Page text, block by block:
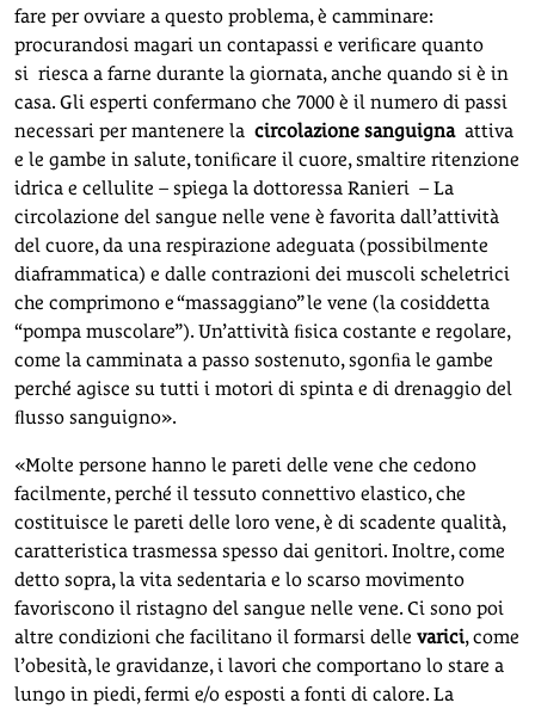
fare per ovviare a questo problema, è camminare:
procurandosi magari un contapassi e veriﬁcare quanto
si riesca a farne durante la giornata, anche quando si è in
casa. Gli esperti confermano che 7000 è il numero di passi
necessari per mantenere la circolazione sanguignaattiva
e le gambe in salute, toniﬁcare il cuore, smaltire ritenzione
idrica e cellulite – spiega la dottoressa Ranieri – La
circolazione del sangue nelle vene è favorita dall’attività
del cuore, da una respirazione adeguata (possibilmente
diaframmatica) e dalle contrazioni dei muscoli scheletrici
che comprimono e “massaggiano” le vene (la cosiddetta
“pompa muscolare”). Un’attività ﬁsica costante e regolare,
come la camminata a passo sostenuto, sgonﬁa le gambe
perché agisce su tutti i motori di spinta e di drenaggio del
ﬂusso sanguigno».
«Molte persone hanno le pareti delle vene che cedono
facilmente, perché il tessuto connettivo elastico, che
costituisce le pareti delle loro vene, è di scadente qualità,
caratteristica trasmessa spesso dai genitori. Inoltre, come
detto sopra, la vita sedentaria e lo scarso movimento
favoriscono il ristagno del sangue nelle vene. Ci sono poi
altre condizioni che facilitano il formarsi delle varici, come
l’obesità, le gravidanze, i lavori che comportano lo stare a
lungo in piedi, fermi e/o esposti a fonti di calore. La